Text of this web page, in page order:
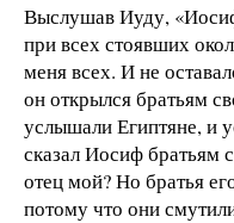
Выслушав Иуду,
при всех стоявших
меня всех. И не
он открылся братьям
услышали Египтяне, и
сказал Иосиф
отец мой? Но братья
потому что они